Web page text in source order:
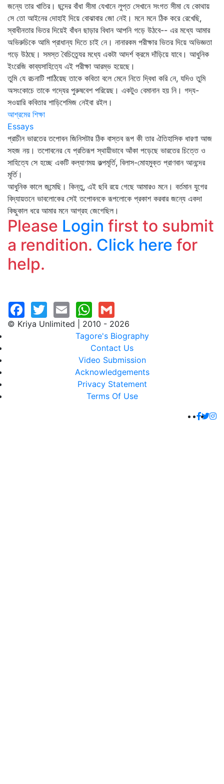
জন্যে তার খাতির। ছন্দের বাঁধা সীমা যেখানে লুপ্ত সেখানে সংগত সীমা যে কোথায়
সে তো আইনের দোহাই দিয়ে বোঝাবার জো নেই। মনে মনে ঠিক করে রেখেছি,
স্বাধীনতার ভিতর দিয়েই বাঁধন ছাড়ার বিধান আপনি গড়ে উঠবে-- এর মধ্যে আমার
অভিরুচিকে আমি প্রাধান্য দিতে চাই নে। নানারকম পরীক্ষার ভিতর দিয়ে অভিজ্ঞতা
গড়ে উঠছে। সমস্ত বৈচিত্র্যের মধ্যে একটা আদর্শ ক্রমে দাঁড়িয়ে যাবে। আধুনিক
ইংরেজি কাব্যসাহিত্যে এই পরীক্ষা আরম্ভ হয়েছে।
তুমি যে রচনাটি পাঠিয়েছ তাকে কবিতা বলে মেনে নিতে দ্বিধা করি নে, যদিও তুমি
অসংকোচে তাকে গদ্যের পুরুষবেশ পরিয়েছ। একটুও বেমানান হয় নি। গদ্য-
সওয়ারি কবিতার শাড়িশেমিজ নেইবা রইল।
আশ্রমের শিক্ষা
Essays
প্রাচীন ভারতের তপোবন জিনিসটার ঠিক বাস্তব রূপ কী তার ঐতিহাসিক ধারণা আজ
সহজ নয়। তপোবনের যে প্রতিরূপ স্থায়ীভাবে আঁকা পড়েছে ভারতের চিত্তে ও
সাহিত্যে সে হচ্ছে একটি কল্যাণময় কল্পমূর্তি, বিলাস-মোহমুক্ত প্রাণবান আনন্দের
মূর্তি।
আধুনিক কালে জন্মেছি। কিন্তু, এই ছবি রয়ে গেছে আমারও মনে। বর্তমান যুগের
বিদ্যায়তনে ভাবলোকের সেই তপোবনকে রূপলোকে প্রকাশ করবার জন্যে একদা
কিছুকাল ধরে আমার মনে আগ্রহ জেগেছিল।
Please Login first to submit
a rendition. Click here for
help.
© Kriya Unlimited | 2010 - 2026
Tagore's Biography
Contact Us
Video Submission
Acknowledgements
Privacy Statement
Terms Of Use